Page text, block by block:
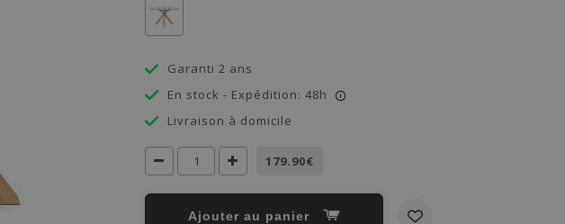
Garanti 2 ans
En stock - Expédition: 48h
i
Livraison à domicile
179.90€
Ajouter au panier